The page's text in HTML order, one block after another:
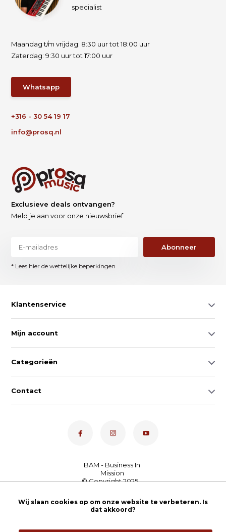
specialist
Maandag t/m vrijdag: 8:30 uur tot 18:00 uur
Zaterdag: 9:30 uur tot 17:00 uur
Whatsapp
+316 - 30 54 19 17
info@prosq.nl
Exclusieve deals ontvangen?
Meld je aan voor onze nieuwsbrief
Abonneer
* Lees hier de wettelijke beperkingen
Klantenservice
Mijn account
Categorieën
Contact
Dé toetsenspecialist van
Nederland4,7- bekijk
onze 100+ reviews
Wij slaan cookies op om onze website te verbeteren. Is
dat akkoord?